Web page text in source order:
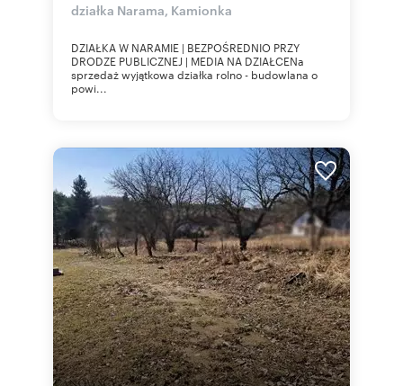
działka Narama, Kamionka
DZIAŁKA W NARAMIE | BEZPOŚREDNIO PRZY
DRODZE PUBLICZNEJ | MEDIA NA DZIAŁCENa
sprzedaż wyjątkowa działka rolno - budowlana o
powi...